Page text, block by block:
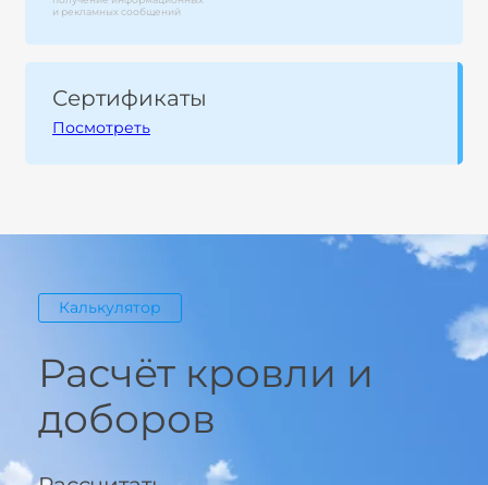
и рекламных сообщений
Сертификаты
Посмотреть
Калькулятор
Расчёт кровли и
доборов